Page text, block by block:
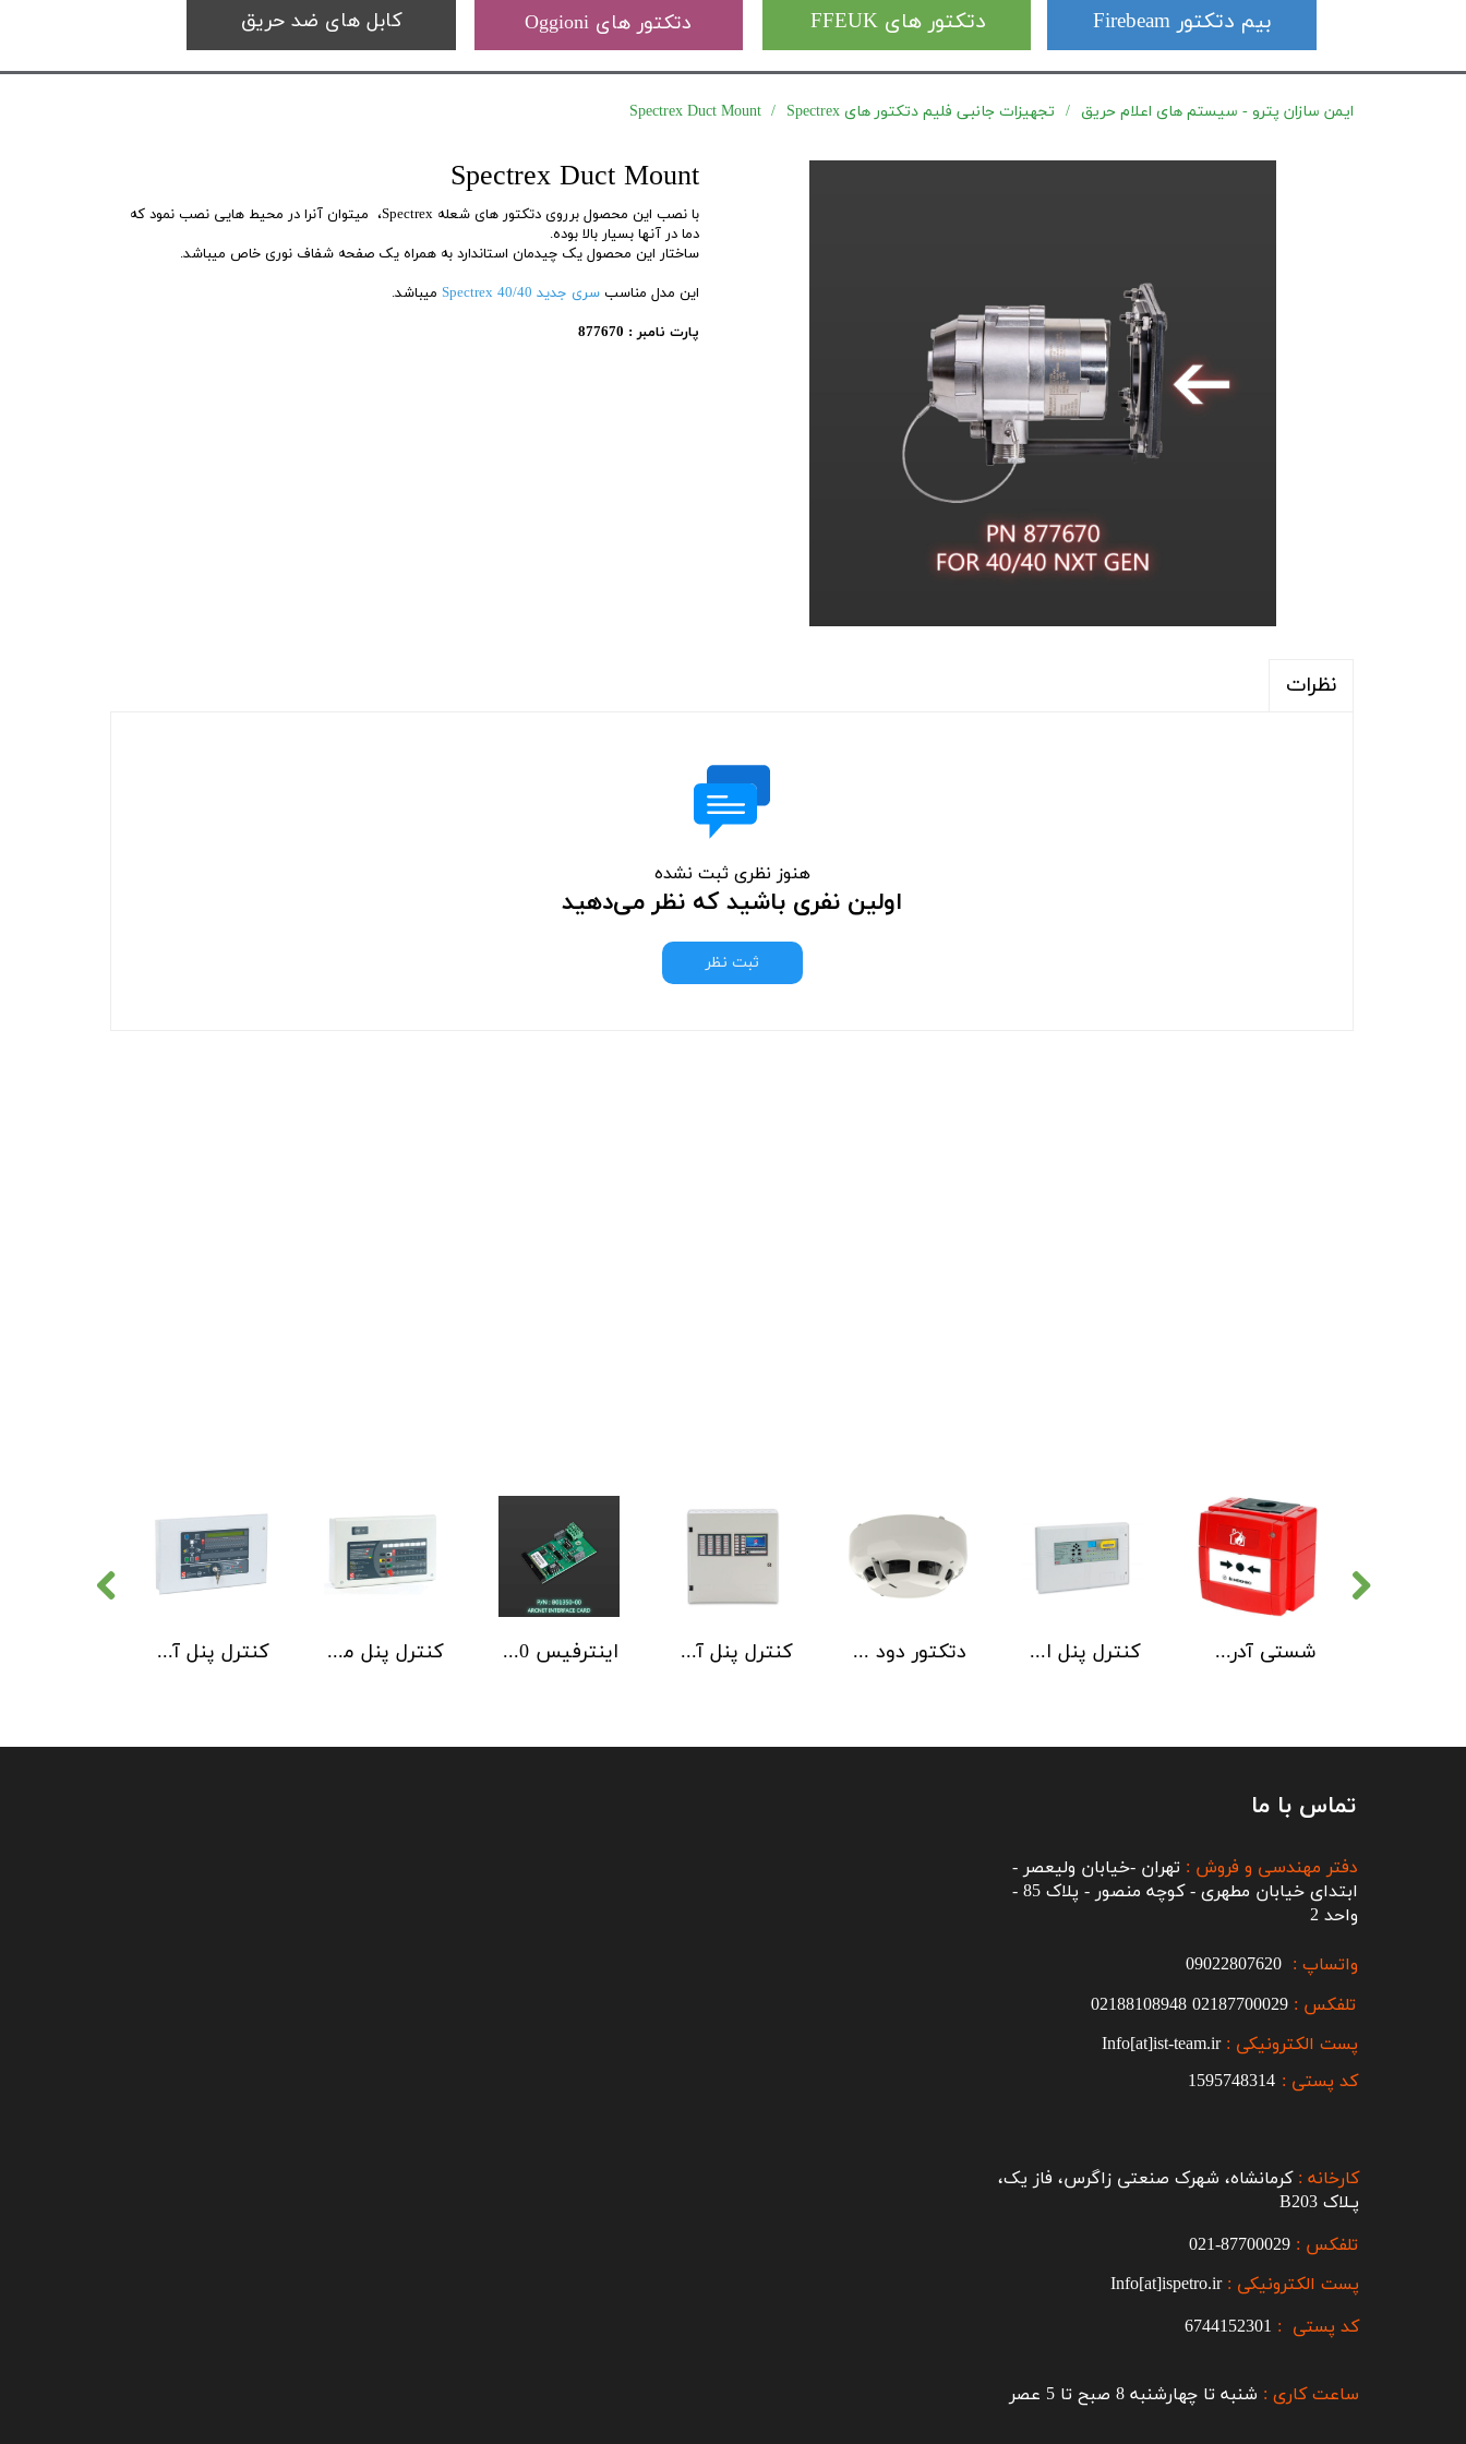
کابل های ضد حریق دتکتور های Oggioni دتکتور های FFEUK بیم دتکتور Firebeam
ایمن سازان پترو - سیستم های اعلام حریق تجهیزات جانبی فلیم دتکتور های Spectrex Spectrex Duct Mount
Spectrex Duct Mount
با نصب این محصول برروی دتکتور های شعله Spectrex، میتوان آنرا در محیط هایی نصب نمود که
دما در آنها بسیار بالا بوده.
ساختار این محصول یک چیدمان استاندارد به همراه یک صفحه شفاف نوری خاص میباشد.
این مدل مناسب سری جدید 40/40 Spectrex
میباشد.
پارت نامبر : 877670
نظرات
هنوز نظری ثبت نشده
اولین نفری باشید که نظر می‌دهید
ثبت نظر
کنترل پنل آدرس پذیر C-TEC سری XFP دو لوپ 32 زون کنترل پنل متعارف C-TEC سری CFP 8 Zone اینترفیس NSC | ArcNET B01350-00 کنترل پنل آدرس پذیر C-TEC سری ZFP یک تا 4 لوپ کابینت استاندارد دتکتور دود آدرس پذیر هوچیکی Hochiki مدل ALN-EN SCI کنترل پنل اطفاء حریق C-TEC EP203 شستی آدرس پذیر ضد آب هوچیکی Hochiki مدل HCP-W SCI
تماس با ما
تلفکس : 02187700029
02188108948
پست الکترونیکی :Info[at]ist-team.ir
واتساپ :
دفتر مهندسی و فروش : تهران -خیابان ولیعصر -
ابتدای خیابان مطهری - کوچه منصور - پلاک 85 -
واحد 2
کارخانه : کرمانشاه، شهرک صنعتی زاگرس، فاز یک،
پـلاک B203​​​​​​​
کد پستی : 1595748314
ساعت کاری : شنبه تا چهارشنبه 8 صبح تا 5 عصر
پست الکترونیکی :Info[at]ispetro.ir
تلفکس : 87700029-021​​​​​​​
کد پستی : 6744152301